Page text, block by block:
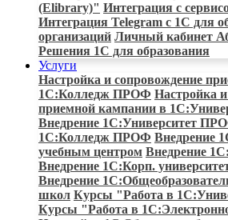
(Elibrary)" Интеграция с
Интеграция Telegram с 1С для
организаций Личный кабинет
Решения 1С для образования
Услуги
Настройка и сопровождение
1С:Колледж ПРОФ Настройка
приемной кампании в
Внедрение 1С:Университет
1С:Колледж ПРОФ Внедрение
учебным центром Внедрение
Внедрение 1С:Корп.
Внедрение
школ Курсы "Работа в
Курсы "Работа в